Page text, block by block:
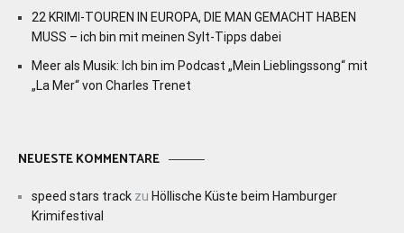
22 KRIMI-TOUREN IN EUROPA, DIE MAN GEMACHT HABEN
MUSS – ich bin mit meinen Sylt-Tipps dabei
Meer als Musik: Ich bin im Podcast „Mein Lieblingssong“ mit
„La Mer“ von Charles Trenet
NEUESTE KOMMENTARE
speed stars track zu Höllische Küste beim Hamburger
Krimifestival